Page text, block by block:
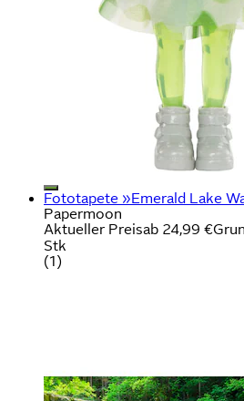
Fototapete »Emerald Lake
Papermoon
Aktueller Preisab 24,99 €
Stk
(1)